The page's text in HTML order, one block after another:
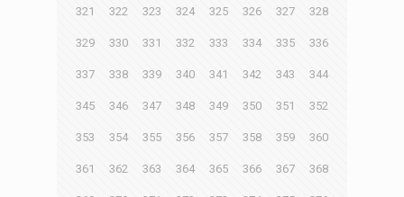
321 322 323 324 325 326 327 328
329 330 331 332 333 334 335 336
337 338 339 340 341 342 343 344
345 346 347 348 349 350 351 352
353 354 355 356 357 358 359 360
361 362 363 364 365 366 367 368